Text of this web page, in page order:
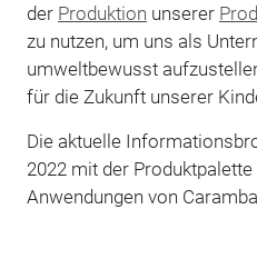
der Produktion unserer
zu nutzen, um uns als
umweltbewusst
für die Zukunft unserer
Die aktuelle
2022 mit der
Anwendungen von